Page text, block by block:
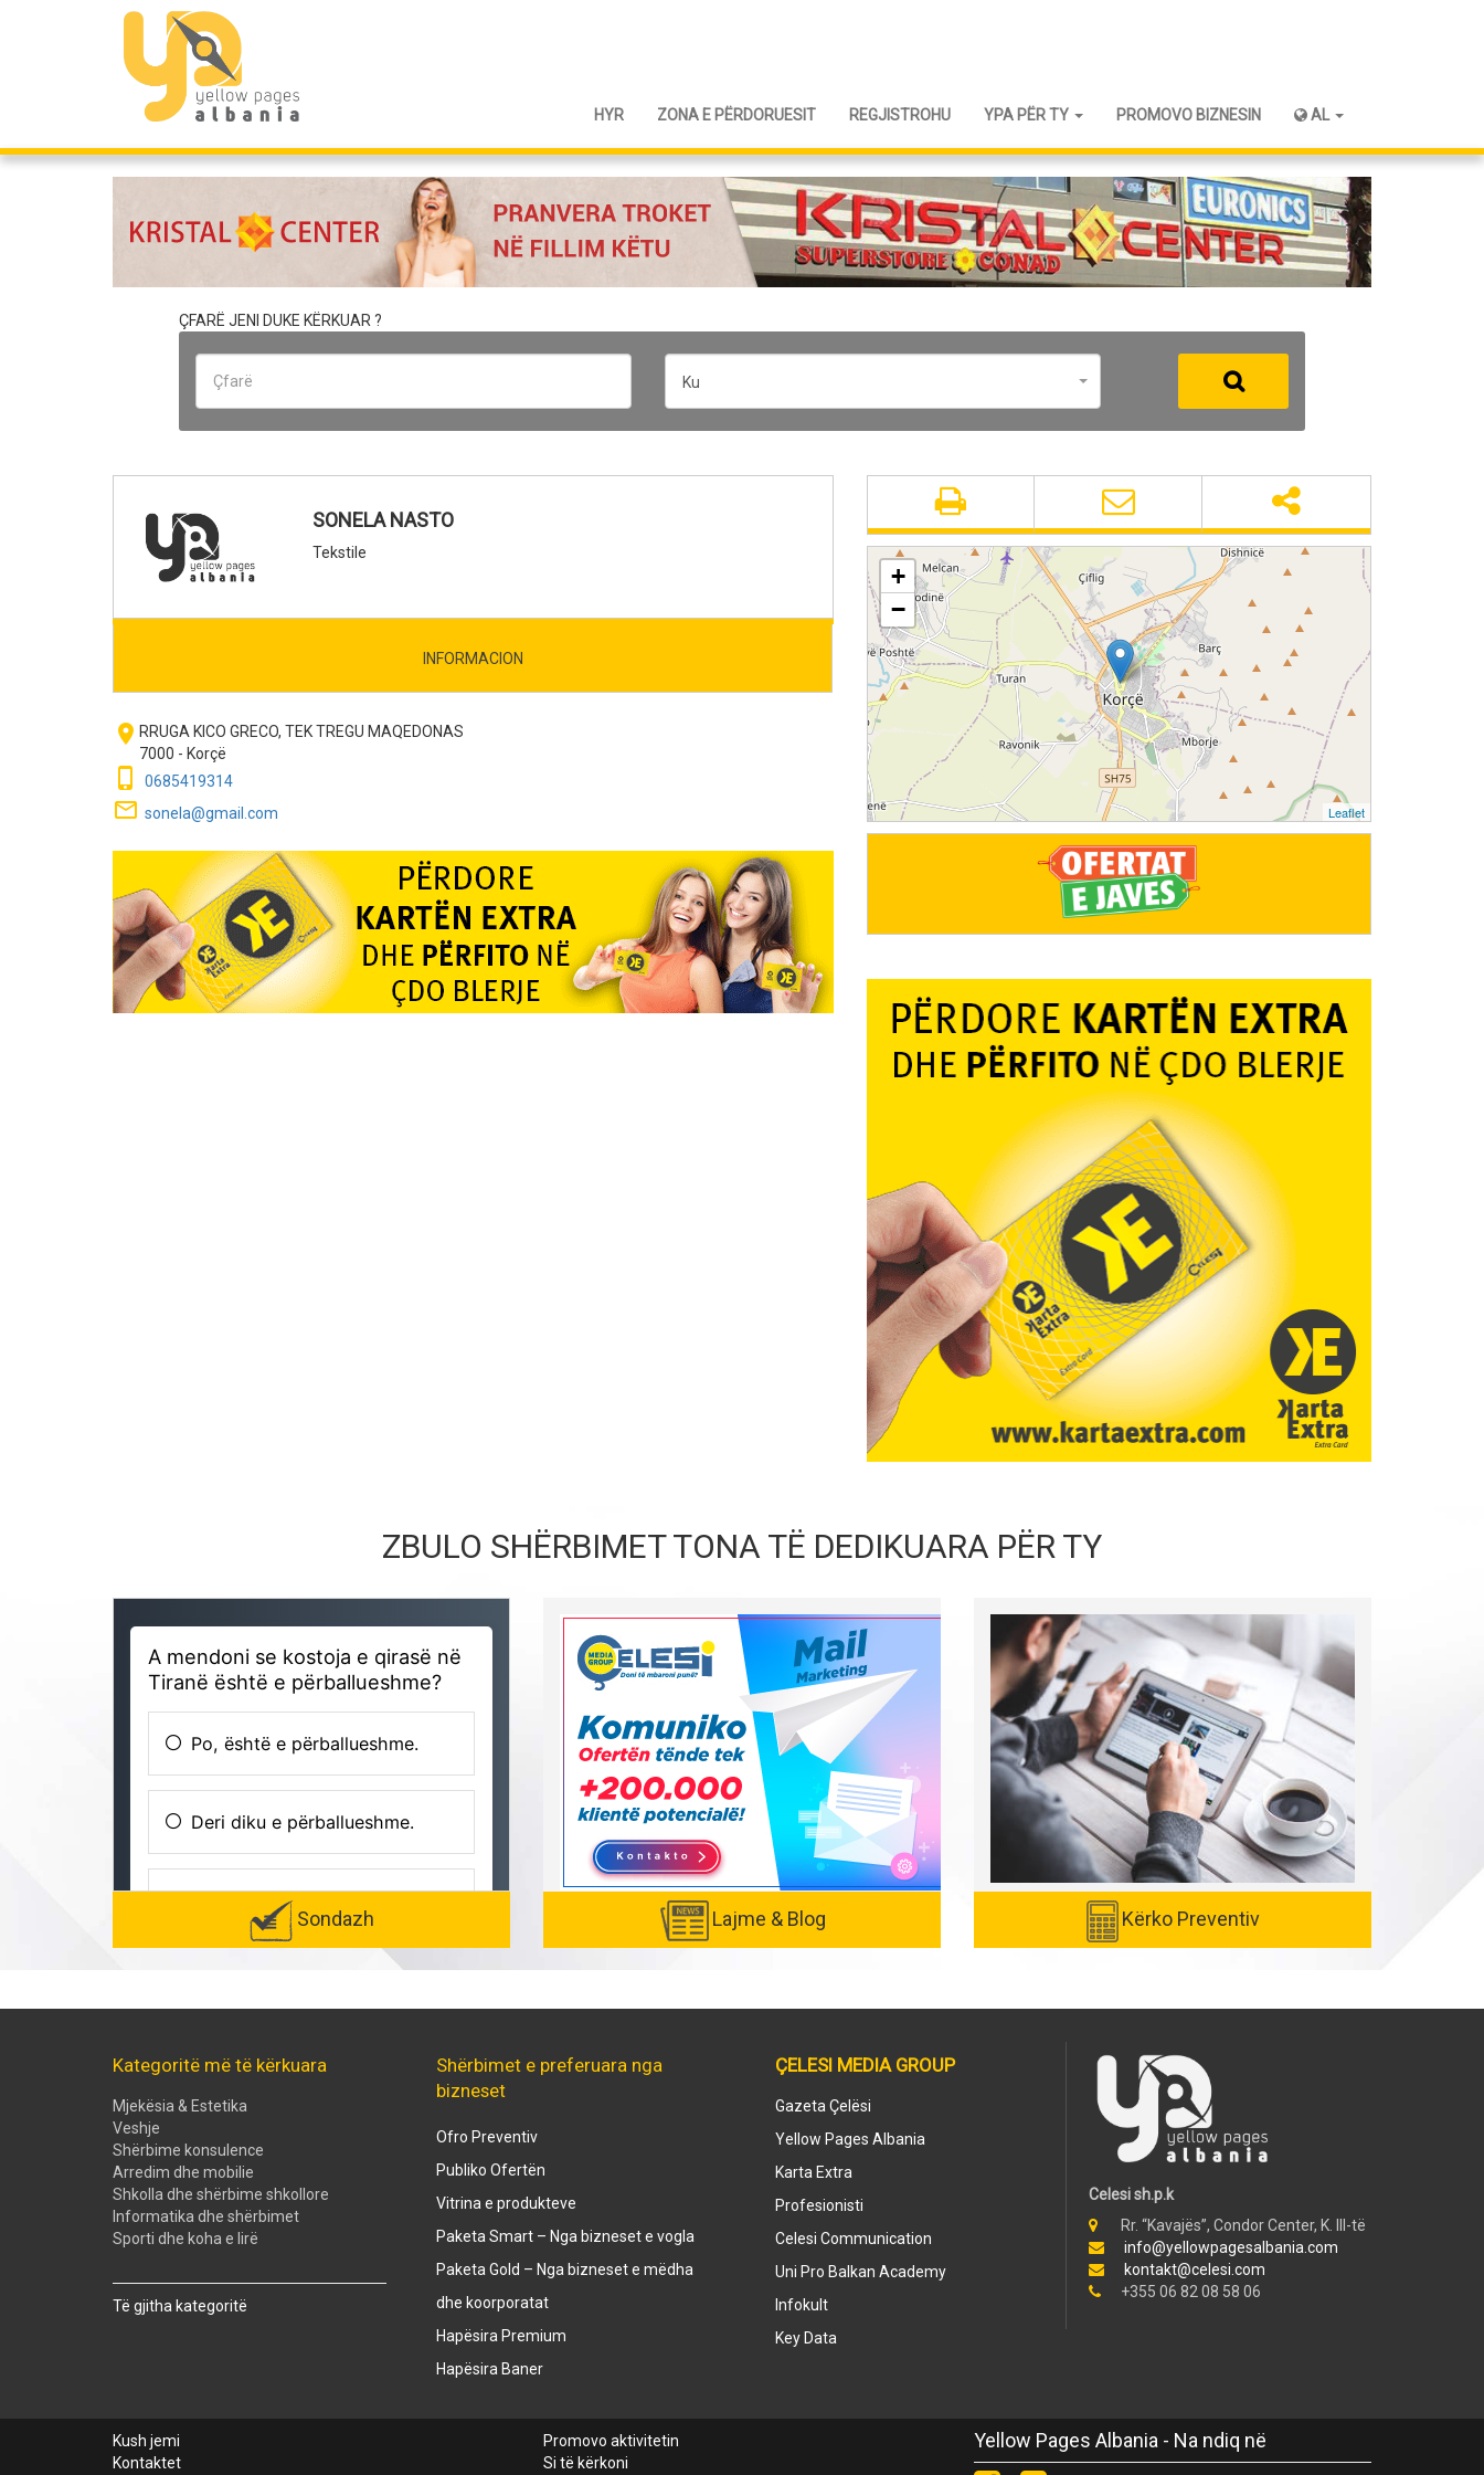
HYR ZONA E PËRDORUESIT REGJISTROHU YPA PËR TY PROMOVO BIZNESIN AL
ÇFARË JENI DUKE KËRKUAR ?
Ku
SONELA NASTO
Tekstile
INFORMACION
room RRUGA KICO GRECO, TEK TREGU MAQEDONAS
7000 - Korçë
phone_iphone 0685419314
mail_outline sonela@gmail.com
+
−
Leaflet
ZBULO SHËRBIMET TONA TË DEDIKUARA PËR TY
Sondazh Lajme & Blog Kërko Preventiv
Kategoritë më të kërkuara
Mjekësia & Estetika
Veshje
Shërbime konsulence
Arredim dhe mobilie
Shkolla dhe shërbime shkollore
Informatika dhe shërbimet
Sporti dhe koha e lirë
Të gjitha kategoritë
Shërbimet e preferuara nga
bizneset
Ofro Preventiv
Publiko Ofertën
Vitrina e produkteve
Paketa Smart – Nga bizneset e vogla
Paketa Gold – Nga bizneset e mëdha
dhe koorporatat
Hapësira Premium
Hapësira Baner
ÇELESI MEDIA GROUP
Gazeta Çelësi
Yellow Pages Albania
Karta Extra
Profesionisti
Celesi Communication
Uni Pro Balkan Academy
Infokult
Key Data
Celesi sh.p.k
Rr. “Kavajës”, Condor Center, K. III-të
info@yellowpagesalbania.com
kontakt@celesi.com
+355 06 82 08 58 06
Kush jemi
Kontaktet
Promovo aktivitetin
Si të kërkoni
Yellow Pages Albania - Na ndiq në